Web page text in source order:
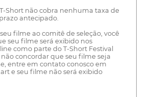
T-Short não cobra nenhuma taxa de
antecipado.
filme ao comitê de seleção, você
seu filme será exibido nos
como parte do T-Short Festival
não concordar que seu filme seja
entre em contato conosco em
e seu filme não será exibido